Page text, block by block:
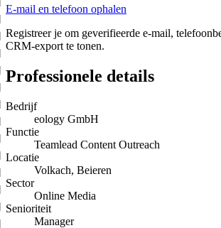
E-mail en telefoon ophalen
Registreer je om geverifieerde e-mail,
CRM-export te tonen.
Professionele details
Bedrijf
eology GmbH
Functie
Teamlead Content Outreach
Locatie
Volkach, Beieren
Sector
Online Media
Senioriteit
Manager